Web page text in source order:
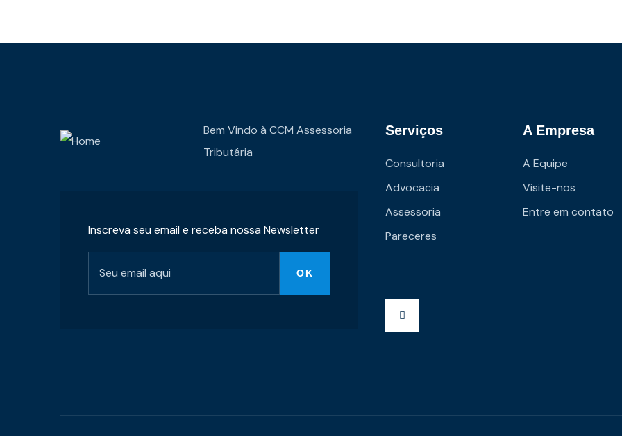
Bem Vindo à CCM Assessoria
Tributária
Inscreva seu email e receba nossa Newsletter
Serviços
Consultoria
Advocacia
Assessoria
Pareceres
A Empresa
A Equipe
Visite-nos
Entre em contato